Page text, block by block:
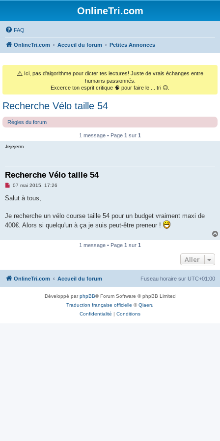
OnlineTri.com
FAQ
OnlineTri.com Accueil du forum Petites Annonces
⚠️ Ici, pas d'algorithme pour dicter tes lectures! Juste de vrais échanges entre
humains passionnés.
Excerce ton esprit critique 🧠 pour faire le ... tri 😉.
Recherche Vélo taille 54
Règles du forum
1 message • Page 1 sur 1
Jejejerm
Recherche Vélo taille 54
M
s
g
n
07 mai 2015, 17:26
Salut à tous,
Je recherche un vélo course taille 54 pour un budget vraiment maxi de
400€. Alors si quelqu'un à ça je suis peut-être preneur !
1 message • Page 1 sur 1
Aller
OnlineTri.com Accueil du forum Fuseau horaire sur UTC+01:00
Développé parphpBB® Forum Software © phpBB Limited
Traduction française officielle ©Qiaeru
Confidentialité | Conditions